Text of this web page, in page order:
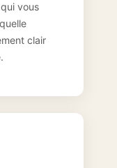
vous
clair